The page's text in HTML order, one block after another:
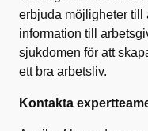
erbjuda möjligheter till
information till
sjukdomen för att
ett bra arbetsliv.
Kontakta